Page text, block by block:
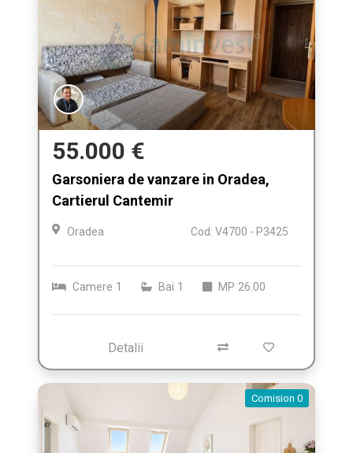
55.000 €
Garsoniera de vanzare in Oradea,
Cartierul Cantemir
Oradea Cod: V4700 - P3425
Camere 1 Bai 1 MP 26.00
Detalii
Comision 0